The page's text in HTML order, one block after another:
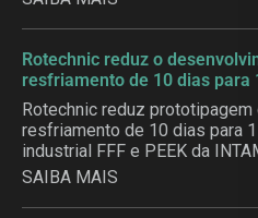
Rotechnic reduz o
resfriamento de 10 dias para
Rotechnic reduz
resfriamento de 10 dias para
industrial FFF e PEEK da
SAIBA MAIS